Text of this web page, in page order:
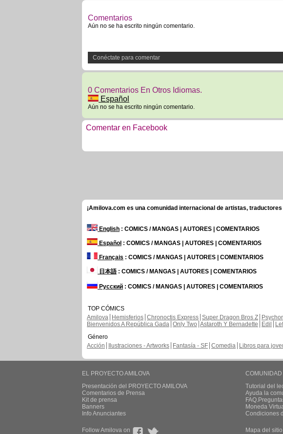
Comentarios
Aún no se ha escrito ningún comentario.
Conéctate para comentar
0 Comentarios En Otros Idiomas.
Español
Aún no se ha escrito ningún comentario.
Comentar en Facebook
¡Amilova.com es una comunidad internacional de artistas,
English : COMICS / MANGAS | AUTORES | COMENTARIOS
Español : COMICS / MANGAS | AUTORES | COMENTARIOS
Français : COMICS / MANGAS | AUTORES | COMENTARIOS
日本語: COMICS / MANGAS | AUTORES | COMENTARIOS
Русский : COMICS / MANGAS | AUTORES | COMENTARIOS
TOP CÓMICS
Amilova
Hemisferios Chronoctis Express Super Dragon Bros Z
Bienvenidos A República Gada Only Two Astaroth Y Bernadette Edil
Género
Acción
Ilustraciones - Artworks Fantasía - SF Comedia Libros para
EL PROYECTO AMILOVA
Presentación del PROYECTO AMILOVA
Comentarios de Prensa
Kit de prensa
Banners
Info Anunciantes
COMUNIDAD
Tutorial del
Ayuda la
Moneda
Condiciones
Follow Amilova on Mapa del sitio